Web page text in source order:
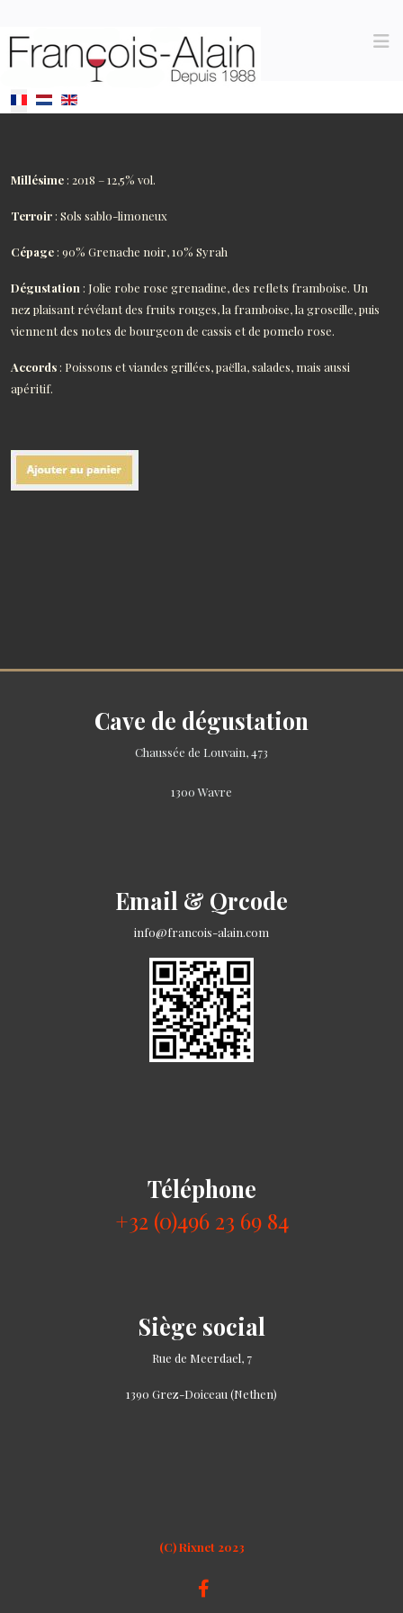
Millésime : 2018 – 12,5% vol.
Terroir : Sols sablo-limoneux
Cépage : 90% Grenache noir, 10% Syrah
Dégustation : Jolie robe rose grenadine, des reflets framboise. Un
nez plaisant révélant des fruits rouges, la framboise, la groseille, puis
viennent des notes de bourgeon de cassis et de pomelo rose.
Accords : Poissons et viandes grillées, paëlla, salades, mais aussi
apéritif.
Cave de dégustation
Chaussée de Louvain, 473
1300 Wavre
Email & Qrcode
info@francois-alain.com
Téléphone
+32 (0)496 23 69 84
Siège social
Rue de Meerdael, 7
1390 Grez-Doiceau (Nethen)
(C) Rixnet 2023